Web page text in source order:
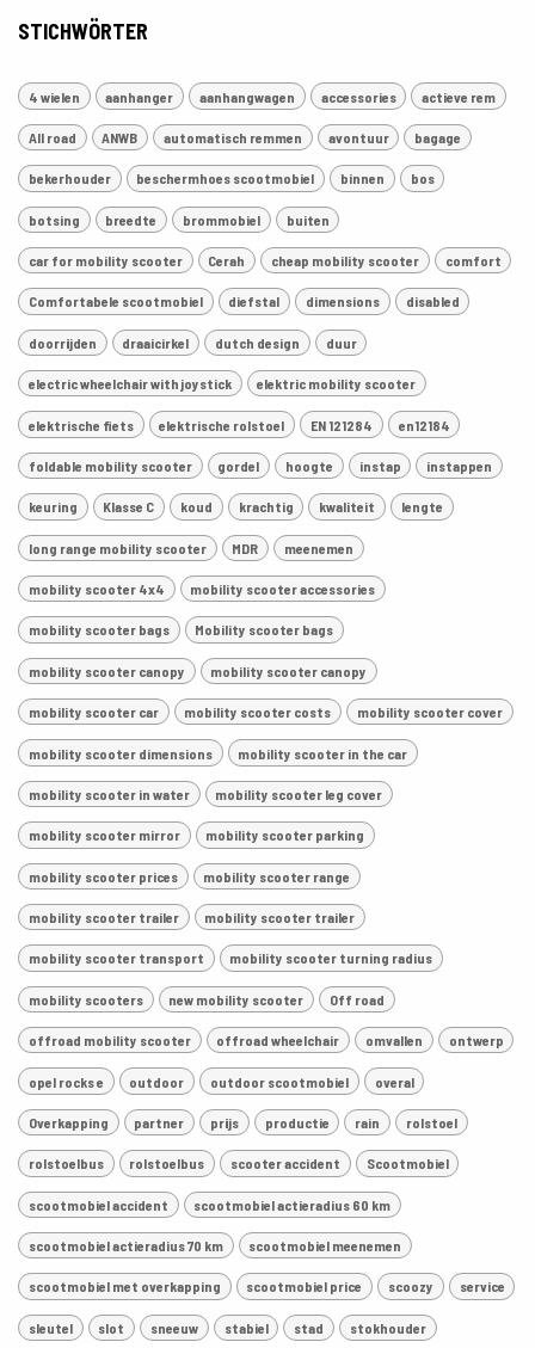
STICHWÖRTER
4 wielen aanhanger aanhangwagen accessories actieve rem
All road ANWB automatisch remmen avontuur bagage
bekerhouder beschermhoes scootmobiel binnen bos
botsing breedte brommobiel buiten
car for mobility scooter Cerah cheap mobility scooter comfort
Comfortabele scootmobiel diefstal dimensions disabled
doorrijden draaicirkel dutch design duur
electric wheelchair with joystick elektric mobility scooter
elektrische fiets elektrische rolstoel EN 121284 en12184
foldable mobility scooter gordel hoogte instap instappen
keuring Klasse C koud krachtig kwaliteit lengte
long range mobility scooter MDR meenemen
mobility scooter 4x4 mobility scooter accessories
mobility scooter bags Mobility scooter bags
mobility scooter canopy mobility scooter canopy
mobility scooter car mobility scooter costs mobility scooter cover
mobility scooter dimensions mobility scooter in the car
mobility scooter in water mobility scooter leg cover
mobility scooter mirror mobility scooter parking
mobility scooter prices mobility scooter range
mobility scooter trailer mobility scooter trailer
mobility scooter transport mobility scooter turning radius
mobility scooters new mobility scooter Off road
offroad mobility scooter offroad wheelchair omvallen ontwerp
opel rocks e outdoor outdoor scootmobiel overal
Overkapping partner prijs productie rain rolstoel
rolstoelbus rolstoelbus scooter accident Scootmobiel
scootmobiel accident scootmobiel actieradius 60 km
scootmobiel actieradius 70 km scootmobiel meenemen
scootmobiel met overkapping scootmobiel price scoozy service
sleutel slot sneeuw stabiel stad stokhouder